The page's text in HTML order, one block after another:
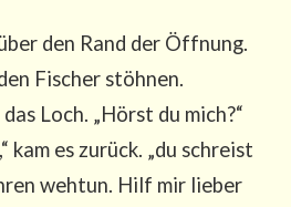
den Rand der Öff­nung.
Fischer stöh­nen.
Loch. „Hörst du mich?“
kam es zurück. „du schreist
weh­tun. Hilf mir lie­ber